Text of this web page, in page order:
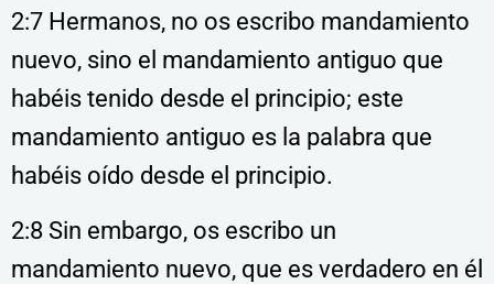
2:7 Hermanos, no os escribo mandamiento
nuevo, sino el mandamiento antiguo que
habéis tenido desde el principio; este
mandamiento antiguo es la palabra que
habéis oído desde el principio.
2:8 Sin embargo, os escribo un
mandamiento nuevo, que es verdadero en él